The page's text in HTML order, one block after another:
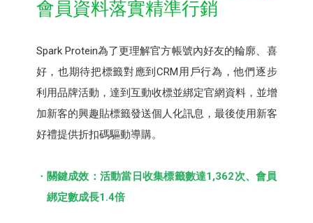
會員資料落實精準行銷
Spark Protein為了更理解官方帳號內好友的輪廓、喜
好，也期待把標籤對應到CRM用戶行為，他們逐步
利用品牌活動，達到互動收標並綁定官網資料，並增
加新客的興趣貼標籤發送個人化訊息，最後使用新客
好禮提供折扣碼驅動導購。
關鍵成效：活動當日收集標籤數達1,362次、會員
綁定數成長1.4倍